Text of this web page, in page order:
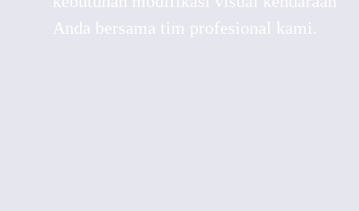
Anda bersama tim profesional kami.